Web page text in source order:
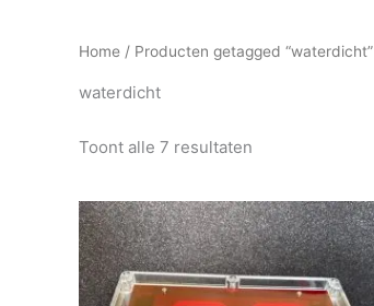
Home / Producten getagged “waterdicht”
waterdicht
Toont alle 7 resultaten